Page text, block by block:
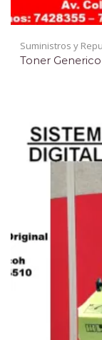
Suministros y
Toner Generico